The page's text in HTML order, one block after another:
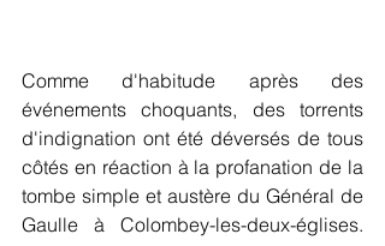
Comme d'habitude après des
événements choquants, des torrents
d'indignation ont été déversés de tous
côtés en réaction à la profanation de la
tombe simple et austère du Général de
Gaulle à Colombey-les-deux-églises.